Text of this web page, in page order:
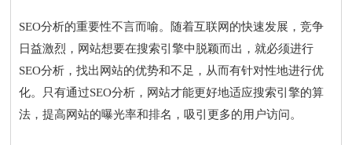
SEO分析的重要性不言而喻。随着互联网的快速发展，竞争
日益激烈，网站想要在搜索引擎中脱颖而出，就必须进行
SEO分析，找出网站的优势和不足，从而有针对性地进行优
化。只有通过SEO分析，网站才能更好地适应搜索引擎的算
法，提高网站的曝光率和排名，吸引更多的用户访问。